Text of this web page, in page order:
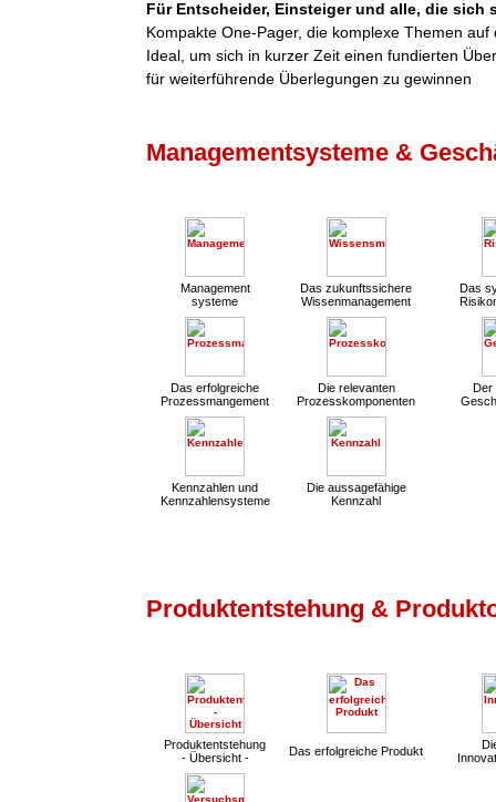
Für Entscheider, Einsteiger und alle, die sich
Kompakte One-Pager, die komplexe Themen
Ideal, um sich in kurzer Zeit einen fundierten
für weiterführende Überlegungen zu gewinnen
Managementsysteme &
Management
systeme
Das zukunftssichere
Wissenmanagement
Das
Das erfolgreiche
Prozessmangement
Die relevanten
Prozesskomponenten
Der
Kennzahlen und
Kennzahlensysteme
Die aussagefähige
Kennzahl
Produktentstehung &
Produktentstehung
- Übersicht -
Das erfolgreiche Produkt